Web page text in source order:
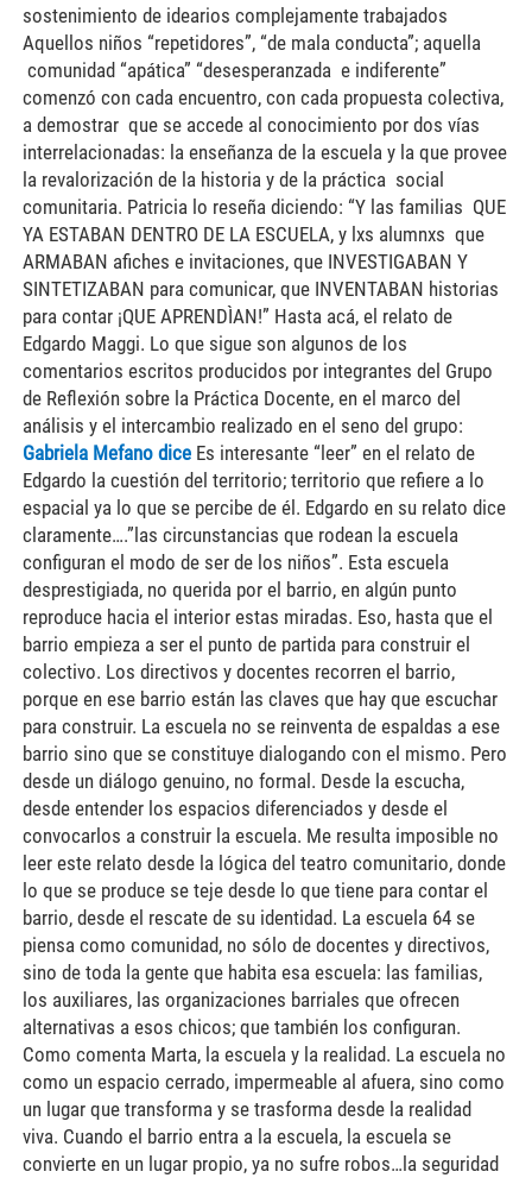
Gabriela Mefano diceEs interesante “leer” en el relato de
Edgardo la cuestión del territorio; territorio que refiere a lo
espacial ya lo que se percibe de él. Edgardo en su relato dice
claramente….”las circunstancias que rodean la escuela
configuran el modo de ser de los niños”. Esta escuela
desprestigiada, no querida por el barrio, en algún punto
reproduce hacia el interior estas miradas. Eso, hasta que el
barrio empieza a ser el punto de partida para construir el
colectivo. Los directivos y docentes recorren el barrio,
porque en ese barrio están las claves que hay que escuchar
para construir. La escuela no se reinventa de espaldas a ese
barrio sino que se constituye dialogando con el mismo. Pero
desde un diálogo genuino, no formal. Desde la escucha,
desde entender los espacios diferenciados y desde el
convocarlos a construir la escuela. Me resulta imposible no
leer este relato desde la lógica del teatro comunitario, donde
lo que se produce se teje desde lo que tiene para contar el
barrio, desde el rescate de su identidad. La escuela 64 se
piensa como comunidad, no sólo de docentes y directivos,
sino de toda la gente que habita esa escuela: las familias,
los auxiliares, las organizaciones barriales que ofrecen
alternativas a esos chicos; que también los configuran.
Como comenta Marta, la escuela y la realidad. La escuela no
como un espacio cerrado, impermeable al afuera, sino como
un lugar que transforma y se trasforma desde la realidad
viva. Cuando el barrio entra a la escuela, la escuela se
convierte en un lugar propio, ya no sufre robos…la seguridad